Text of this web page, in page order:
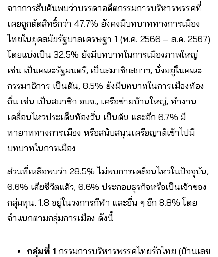
จากการสืบค้นพบว่าบรรดาอดีตกรรมการบริหารพรรคที่
เคยถูกตัดสิทธิ์กว่า 47.7% ยังคงมีบทบาททางการเมือง
ไทยในยุคสมัยรัฐบาลเศรษฐา 1 (พ.ค. 2566 – ส.ค. 2567)
โดยแบ่งเป็น 32.5% ยังมีบทบาทในการเมืองภาพใหญ่
เช่น เป็นคณะรัฐมนตรี, เป็นสมาชิกสภาฯ, นั่งอยู่ในคณะ
กรรมาธิการ เป็นต้น, 8.5% ยังมีบทบาทในการเมืองท้อง
ถิ่น เช่น เป็นสมาชิก อบจ., เครือข่ายบ้านใหญ่, ทำงาน
เคลื่อนไหวประเด็นท้องถิ่น เป็นต้น และอีก 6.7% มี
ทายาททางการเมือง หรือสนับสนุนเครือญาติเข้าไปมี
บทบาทในการเมือง
ส่วนที่เหลือพบว่า 28.5% ไม่พบการเคลื่อนไหวในปัจจุบัน,
6.6% เสียชีวิตแล้ว, 6.6% ประกอบธุรกิจหรือเป็นเจ้าของ
กลุ่มทุน, 1.8 อยู่ในวงการกีฬา และอื่น ๆ อีก 8.8% โดย
จำแนกตามกลุ่มการเมือง ดังนี้
กลุ่มที่ 1 กรรมการบริหารพรรคไทยรักไทย (บ้านเลข